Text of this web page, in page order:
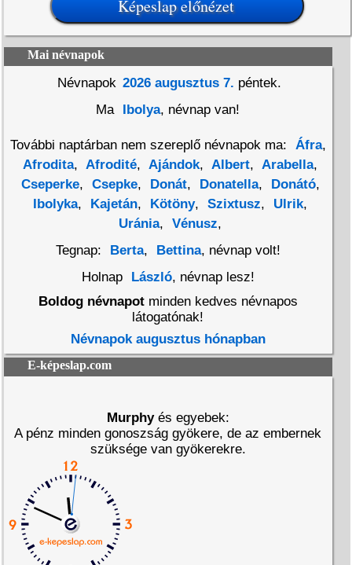
Mai névnapok
Névnapok 2026 augusztus 7. péntek.
Ma
Ibolya, névnap van!
További naptárban nem szereplő névnapok ma: Áfra,
Afrodita, Afrodité, Ajándok, Albert, Arabella,
Cseperke, Csepke, Donát, Donatella, Donátó,
Ibolyka, Kajetán, Kötöny, Szixtusz, Ulrik,
Uránia, Vénusz,
Tegnap:
Berta, Bettina, névnap volt!
Holnap
László, névnap lesz!
Boldog névnapotminden kedves névnapos
látogatónak!
Névnapok augusztus hónapban
E-képeslap.com
Murphyés egyebek:
A pénz minden gonoszság gyökere, de az embernek
szüksége van gyökerekre.